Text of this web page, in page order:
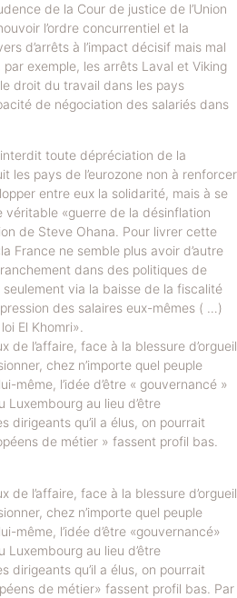
de la Cour de justice de l’Union
l’ordre concurrentiel et la
d’arrêts à l’impact décisif mais mal
exemple, les arrêts Laval et Viking
droit du travail dans les pays
de négociation des salariés dans
interdit toute dépréciation de la
les pays de l’eurozone non à renforcer
entre eux la solidarité, mais à se
véritable «guerre de la désinflation
de Steve Ohana. Pour livrer cette
France ne semble plus avoir d’autre
dans des politiques de
via la baisse de la fiscalité
des salaires eux-mêmes ( …)
El Khomri».
de l’affaire, face à la blessure d’orgueil
chez n’importe quel peuple
même, l’idée d’être « gouvernancé »
Luxembourg au lieu d’être
dirigeants qu’il a élus, on pourrait
de métier » fassent profil bas.
de l’affaire, face à la blessure d’orgueil
chez n’importe quel peuple
même, l’idée d’être «gouvernancé»
Luxembourg au lieu d’être
dirigeants qu’il a élus, on pourrait
de métier» fassent profil bas. Par